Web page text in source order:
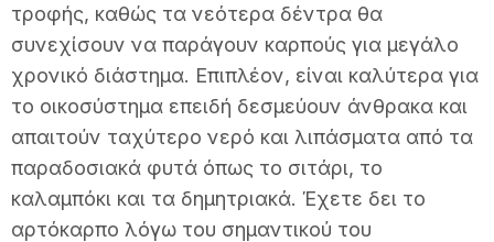
τροφής, καθώς τα νεότερα δέντρα θα
συνεχίσουν να παράγουν καρπούς για μεγάλο
χρονικό διάστημα. Επιπλέον, είναι καλύτερα για
το οικοσύστημα επειδή δεσμεύουν άνθρακα και
απαιτούν ταχύτερο νερό και λιπάσματα από τα
παραδοσιακά φυτά όπως το σιτάρι, το
καλαμπόκι και τα δημητριακά. Έχετε δει το
αρτόκαρπο λόγω του σημαντικού του